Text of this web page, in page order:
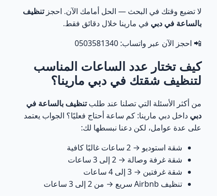
لا تضيع وقتك في البحث — الحل أمامك الآن. احجزتنظيف
بالساعة في دبي في مارينا خلال دقائق فقط.
📲 احجز الآن عبر واتساب: 0503581340
كيف تختار عدد الساعات المناسب
لتنظيف شقتك في دبي مارينا؟
من أكثر الأسئلة التي تصلنا عند طلبتنظيف بالساعة في
دبي داخل دبي مارينا: كم ساعة أحتاج فعليًا؟ الجواب يعتمد
على عدة عوامل، لكن دعنا نبسطها لك:
شقة استوديو → 2 ساعات غالبًا كافية
شقة غرفة وصالة → 2 إلى 3 ساعات
شقة غرفتين → 3 إلى 4 ساعات
تنظيف Airbnb سريع → من 2 إلى 3 ساعات